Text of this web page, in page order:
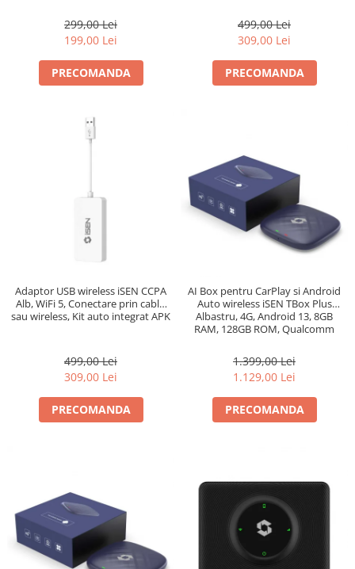
299,00 Lei
199,00 Lei
PRECOMANDA
499,00 Lei
309,00 Lei
PRECOMANDA
Adaptor USB wireless iSEN CCPA
Alb, WiFi 5, Conectare prin cablu
sau wireless, Kit auto integrat APK
499,00 Lei
309,00 Lei
PRECOMANDA
AI Box pentru CarPlay si Android
Auto wireless iSEN TBox Plus
Albastru, 4G, Android 13, 8GB
RAM, 128GB ROM, Qualcomm
1.399,00 Lei
1.129,00 Lei
PRECOMANDA